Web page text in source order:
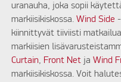
uranauha, joka sopii
markiisikiskossa.Wind Side
kiinnittyvät tiiviisti
markiisien
Curtain, Front Net jaWind
markiisikiskossa. Voit